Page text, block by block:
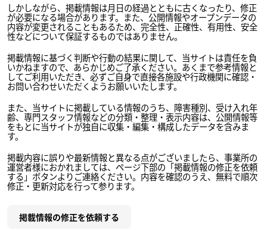
しかしながら、掲載情報は月日の経過とともに古くなったり、修正
が必要になる場合があります。また、公開情報やオープンデータの
内容が変更されることもあるため、完全性、正確性、有用性、安全
性などについて保証するものではありません。
掲載情報に基づく判断や行動の結果に関して、当サイトは責任を負
いかねますので、あらかじめご了承ください。あくまで参考情報と
してご利用いただき、必ずご自身で直接各施設や行政機関に確認・
お問い合わせいただくようお願いいたします。
また、当サイトに掲載している情報のうち、障害種別、受け入れ年
齢、専門スタッフ情報などの分類・整理・表示内容は、公開情報等
をもとに当サイトが独自に収集・編集・構成したデータを含みま
す。
掲載内容に誤りや最新情報と異なる点がございましたら、事業所の
運営者様におかれましては、ページ下部の「掲載情報の修正を依頼
する」ボタンよりご連絡ください。内容を確認のうえ、無料で順次
修正・更新対応を行って参ります。
掲載情報の修正を依頼する